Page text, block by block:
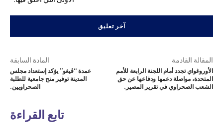
المادة السابقة
عمدة “ڤيغو” يؤكد إستعداد مجلس
المدينة توفير منح جامعية للطلبة
الصحراويين.
المقالة القادمة
الأوروغواي تجدد أمام اللجنة الرابعة للأمم
المتحدة، مواصلة دعمها ودفاعها عن حق
الشعب الصحراوي في تقرير المصير.
تابع القراءة